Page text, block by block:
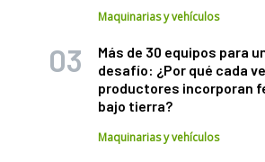
Maquinarias y vehículos
Más de 30 equipos para
desafío: ¿Por qué cada
productores incorporan
bajo tierra?
Maquinarias y vehículos